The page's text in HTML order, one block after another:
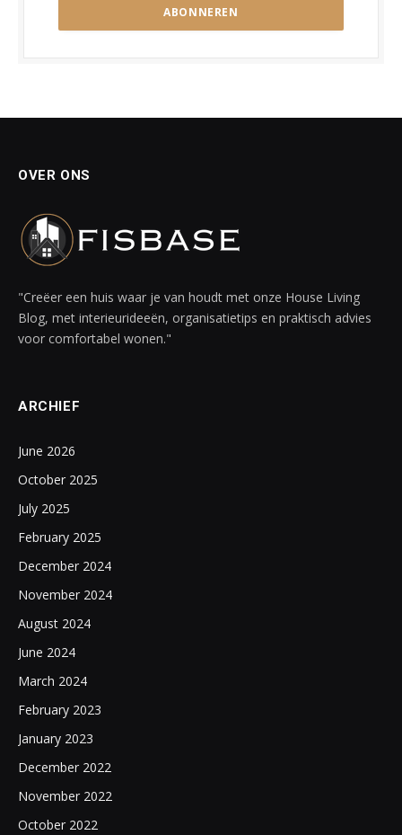
OVER ONS
"Creëer een huis waar je van houdt met onze House Living
Blog, met interieurideeën, organisatietips en praktisch advies
voor comfortabel wonen."
ARCHIEF
June 2026
October 2025
July 2025
February 2025
December 2024
November 2024
August 2024
June 2024
March 2024
February 2023
January 2023
December 2022
November 2022
October 2022